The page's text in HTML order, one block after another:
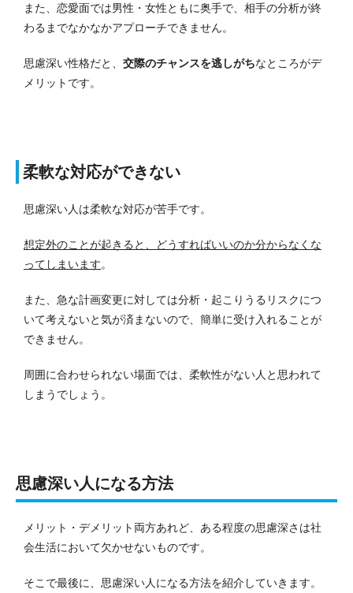
また、恋愛面では男性・女性ともに奥手で、相手の分析が終
わるまでなかなかアプローチできません。
思慮深い性格だと、 交際のチャンスを逃しがちなところがデ
メリットです。
柔軟な対応ができない
思慮深い人は柔軟な対応が苦手です。
想定外のことが起きると、どうすればいいのか分からなくな
ってしまいます。
また、急な計画変更に対しては分析・起こりうるリスクにつ
いて考えないと気が済まないので、簡単に受け入れることが
できません。
周囲に合わせられない場面では、柔軟性がない人と思われて
しまうでしょう。
思慮深い人になる方法
メリット・デメリット両方あれど、ある程度の思慮深さは社
会生活において欠かせないものです。
そこで最後に、思慮深い人になる方法を紹介していきます。